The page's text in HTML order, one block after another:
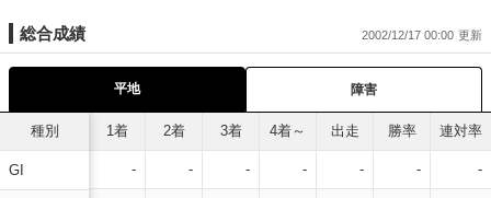
総合成績 2002/12/17 00:00
平地 障害
種別
GI
1着 2着 3着 4着～ 出走 勝率 連対率
- - - - - - -